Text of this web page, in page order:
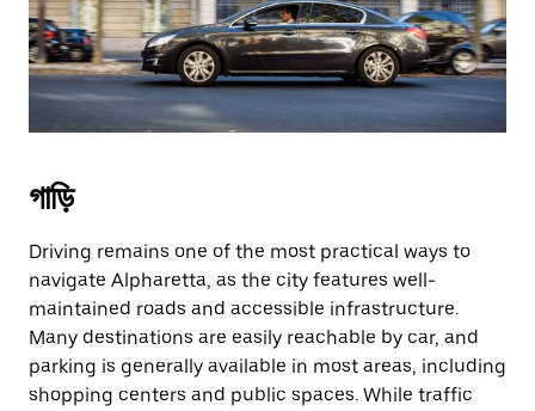
গাড়ি
Driving remains one of the most practical ways to
navigate Alpharetta, as the city features well-
maintained roads and accessible infrastructure.
Many destinations are easily reachable by car, and
parking is generally available in most areas, including
shopping centers and public spaces. While traffic